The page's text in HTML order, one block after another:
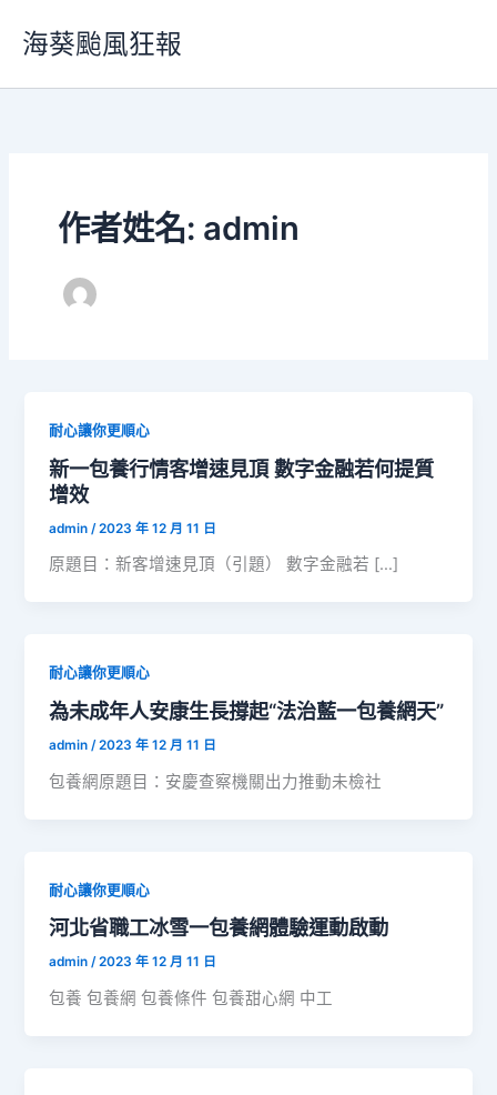
要
海葵颱風狂報
作者姓名: admin
耐心讓你更順心
新一包養行情客增速見頂 數字金融若何提質
增效
admin /2023 年 12 月 11 日
原題目：新客增速見頂（引題） 數字金融若 […]
耐心讓你更順心
為未成年人安康生長撐起“法治藍一包養網天”
admin/2023 年 12 月 11 日
包養網原題目：安慶查察機關出力推動未檢社
耐心讓你更順心
河北省職工冰雪一包養網體驗運動啟動
admin/2023 年 12 月 11 日
包養 包養網 包養條件 包養甜心網 中工